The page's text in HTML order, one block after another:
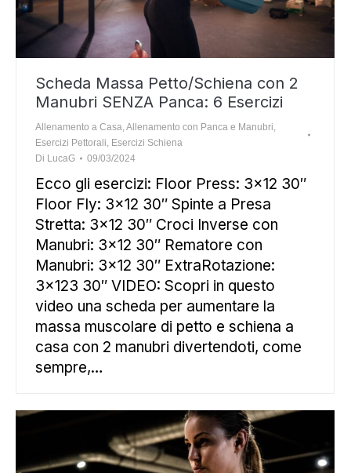
Scheda Massa Petto/Schiena con 2
Manubri SENZA Panca: 6 Esercizi
Allenamento a Casa,Allenamento con Panca e Manubri,
Esercizi Pettorali, Esercizi Schiena
Di LucaG 09/03/2024
Ecco gli esercizi: Floor Press: 3×12 30″
Floor Fly: 3×12 30″ Spinte a Presa
Stretta: 3×12 30″ Croci Inverse con
Manubri: 3×12 30″ Rematore con
Manubri: 3×12 30″ ExtraRotazione:
3×123 30″ VIDEO: Scopri in questo
video una scheda per aumentare la
massa muscolare di petto e schiena a
casa con 2 manubri divertendoti, come
sempre,…